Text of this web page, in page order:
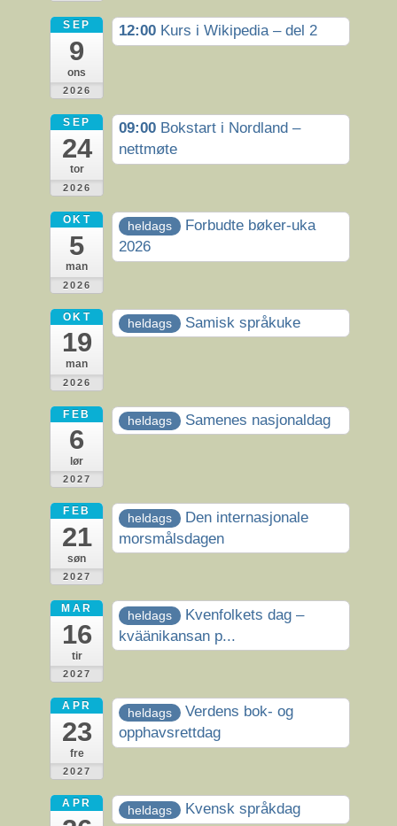
SEP
9
ons
2026
12:00 Kurs i Wikipedia – del 2
SEP
24
tor
2026
09:00 Bokstart i Nordland –
nettmøte
OKT
5
man
2026
heldags
Forbudte bøker-uka
2026
OKT
19
man
2026
heldags Samisk språkuke
FEB
6
lør
2027
heldags Samenes nasjonaldag
FEB
21
søn
2027
heldags
Den internasjonale
morsmålsdagen
MAR
16
tir
2027
heldags
Kvenfolkets dag –
kväänikansan p...
APR
23
fre
2027
heldags
Verdens bok- og
opphavsrettdag
APR heldags Kvensk språkdag